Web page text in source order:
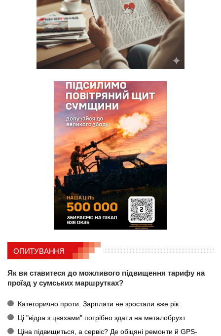
ОПИТУВАННЯ
Як ви ставитеся до можливого підвищення тарифу на
проїзд у сумських маршрутках?
Категорично проти. Зарплати не зростали вже рік
Ці "відра з цвяхами" потрібно здати на металобрухт
Ціна підвищиться, а сервіс? Де обіцяні ремонти й GPS-